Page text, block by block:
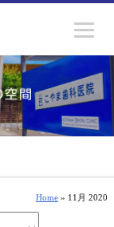
Home » 11月 2020